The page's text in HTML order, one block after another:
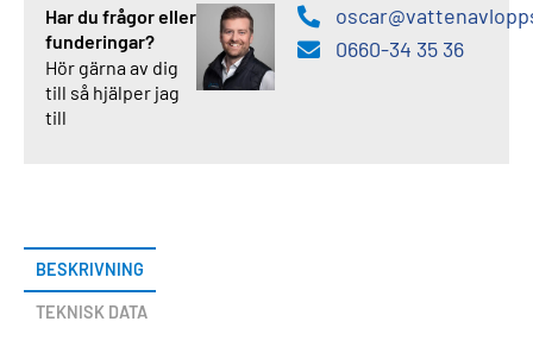
Har du frågor eller
funderingar?
Hör gärna av dig
till så hjälper jag
till
0660-34 35 36
BESKRIVNING
TEKNISK DATA